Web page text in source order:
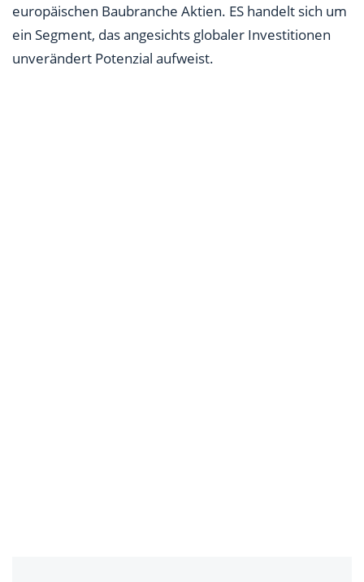
europäischen Baubranche Aktien. ES handelt sich um
ein Segment, das angesichts globaler Investitionen
unverändert Potenzial aufweist.